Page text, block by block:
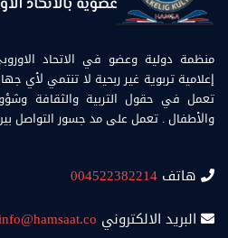
منظمة دولية وعضو في الاتحاد
إعلامية تربوية غير ربحية لا تنتمي لأي
تعمل في حقول التربية والثقافة
والأطفال . تعمل على مد جسور التواصل
هاتف 004522382214
البريد الالكتروني